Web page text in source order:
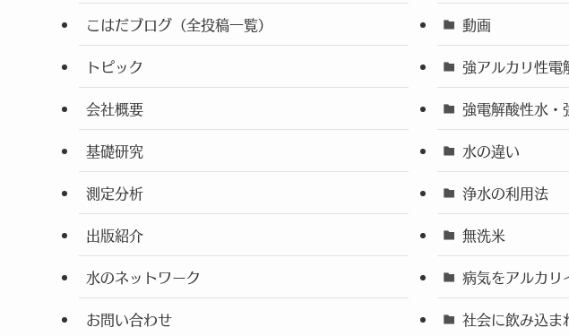
こはだブログ（全投稿一覧）
トピック
会社概要
基礎研究
測定分析
出版紹介
水のネットワーク
お問い合わせ
動画
強アルカリ性電
強電解酸性水
水の違い
浄水の利用法
無洗米
病気をアルカリ
社会に飲み込ま